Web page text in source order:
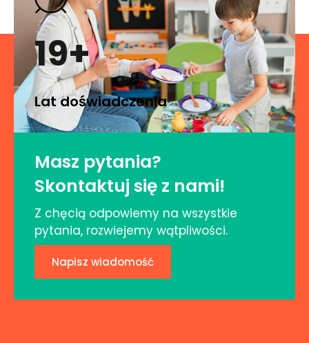
19+
Lat doświadczenia
Masz pytania?
Skontaktuj się z nami!
Z chęcią odpowiemy na wszystkie
pytania, rozwiejemy wątpliwości.
Napisz wiadomość